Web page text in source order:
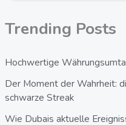
Trending Posts
Hochwertige
Der Moment der Wahrheit:
schwarze Streak
Wie Dubais aktuelle